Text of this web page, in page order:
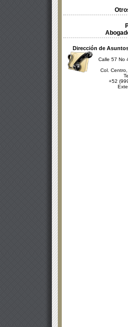
Dirección de
Calle 57 No
Col.
+52